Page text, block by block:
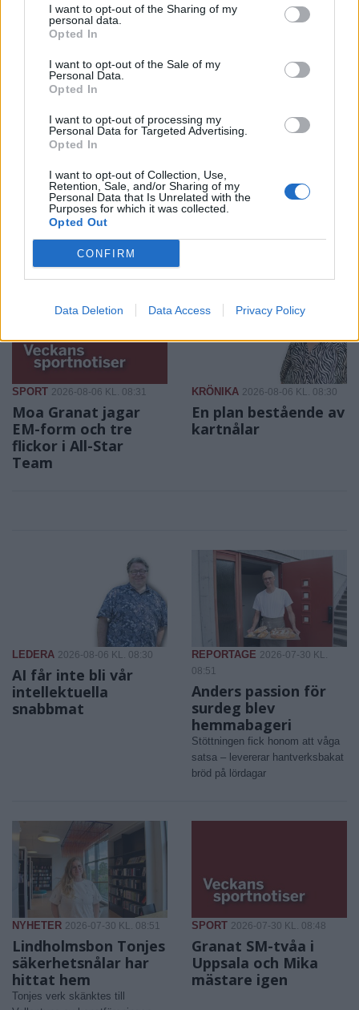
I want to opt-out of the Sharing of my
personal data.
Opted In
I want to opt-out of the Sale of my
Personal Data.
Opted In
I want to opt-out of processing my
Personal Data for Targeted Advertising.
Opted In
I want to opt-out of Collection, Use,
Retention, Sale, and/or Sharing of my
Personal Data that Is Unrelated with the
Purposes for which it was collected.
Opted Out
CONFIRM
Data Deletion Data Access Privacy Policy
REPORTAGE 2026-08-06 KL.
Emma Tryti öppnar
upp ateljén för
keramikkurser
Konstnären i Åsta satsar på
keramikkurs på hemmaplan
SPORT 2026-08-06 KL. 08:36
Hockeysajt
lagbygge
Experterna på KMHockey rankar
Vallentuna Hockey bland de fem
säsongen
SPORT 2026-08-06 KL. 08:31
Moa Granat jagar
EM-form och tre
flickor i All-Star
Team
KRÖNIKA 2026-08-06 KL. 08:30
En plan bestående av
kartnålar
LEDERA 2026-08-06 KL. 08:30
AI får inte bli vår
intellektuella
snabbmat
REPORTAGE 2026-07-30 KL.
08:51
Anders passion för
surdeg blev
hemmabageri
Stöttningen fick honom att våga
satsa – levererar hantverksbakat
bröd på lördagar
NYHETER 2026-07-30 KL. 08:51
Lindholmsbon Tonjes
säkerhetsnålar har
hittat hem
Tonjes verk skänktes till
SPORT 2026-07-30 KL. 08:48
Granat SM-tvåa i
Uppsala och Mika
mästare igen